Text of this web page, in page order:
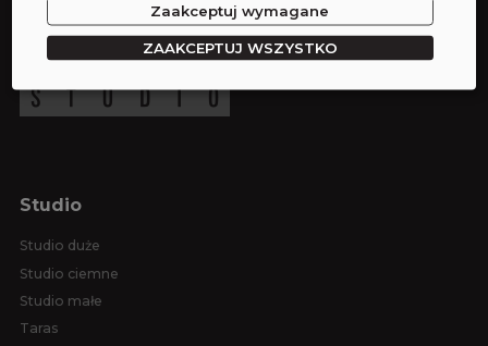
Studio
Studio duże
Studio ciemne
Studio małe
Taras
Zaakceptuj wymagane
ZAAKCEPTUJ WSZYSTKO